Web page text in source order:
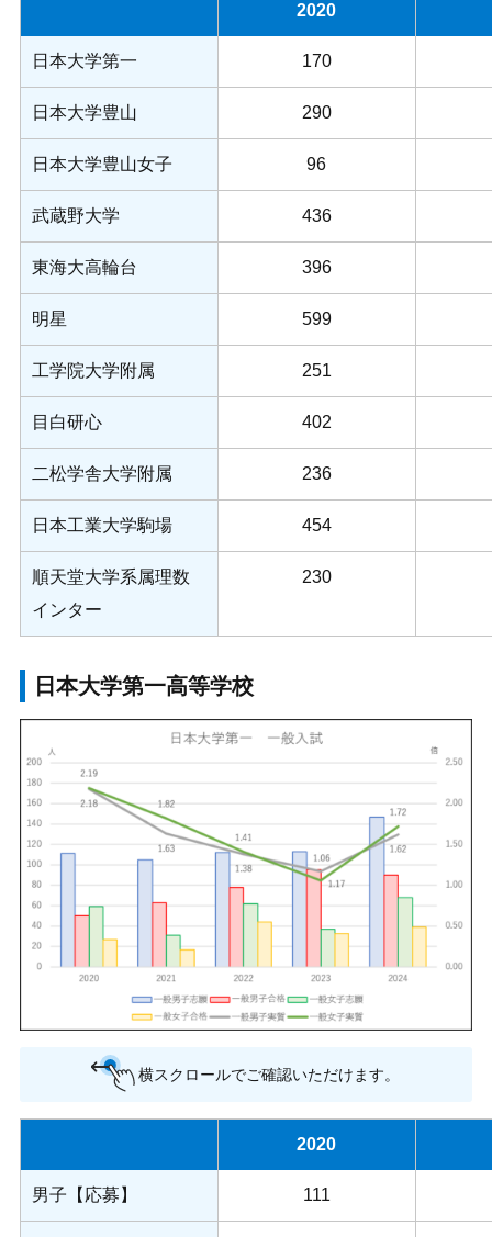
2020
日本大学第一 170
日本大学豊山 290
日本大学豊山女子 96
武蔵野大学 436
東海大高輪台 396
明星 599
工学院大学附属 251
目白研心 402
二松学舎大学附属 236
日本工業大学駒場 454
順天堂大学系属理数
インター
230
日本大学第一高等学校
横スクロールでご確認いただけます。
2020
男子【応募】 111